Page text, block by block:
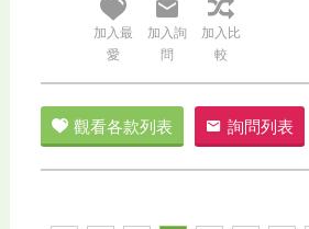
加入最
愛
加入詢
問
加入比
較
觀看各款列表 詢問列表